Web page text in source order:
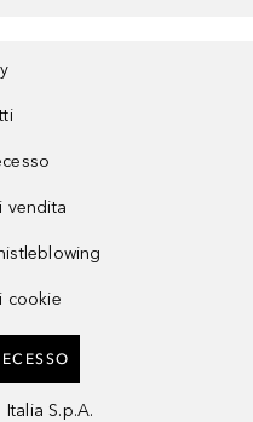
vendita
cookie
S.p.A.